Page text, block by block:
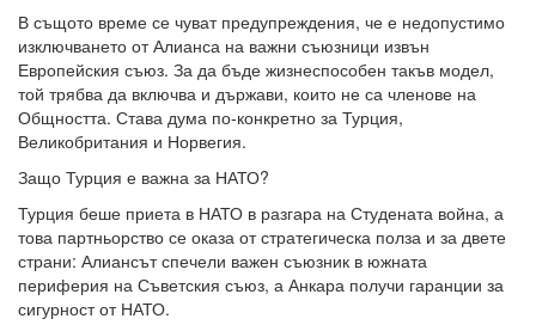
В същото време се чуват предупреждения, че е недопустимо
изключването от Алианса на важни съюзници извън
Европейския съюз. За да бъде жизнеспособен такъв модел,
той трябва да включва и държави, които не са членове на
Общността. Става дума по-конкретно за Турция,
Великобритания и Норвегия.
Защо Турция е важна за НАТО?
Турция беше приета в НАТО в разгара на Студената война, а
това партньорство се оказа от стратегическа полза и за двете
страни: Алиансът спечели важен съюзник в южната
периферия на Съветския съюз, а Анкара получи гаранции за
сигурност от НАТО.